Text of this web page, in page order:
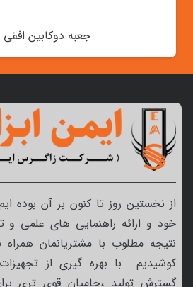
جعبه دوکابین افقی
از نخستین روز تا کنون بر آن بوده
خود و ارائه راهنمایی های علمی و
نتیجه مطلوب با مشتریانمان همراه
کوشیدیم با بهره گیری از
گسترش تولید ،حامیان قوی تری